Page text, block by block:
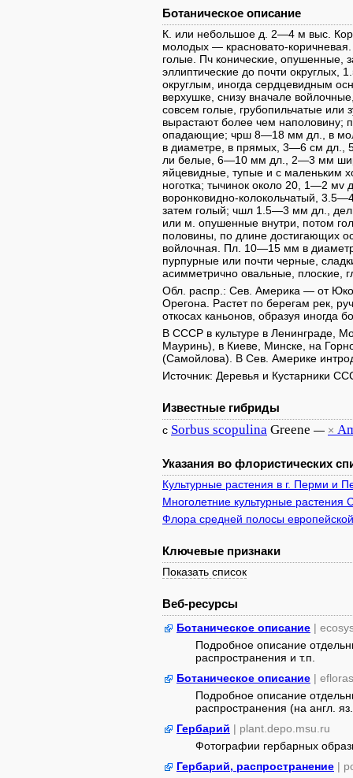
Ботаническое описание
К. или небольшое д. 2—4 м выc.
молодых — красновато-
голые. Пч конические,
эллиптические до почти
округлым, иногда сердцевидным
верхушке, снизу вначале
совсем голые, грубопильчатые или
вырастают более чем наполовину;
опадающие; чрш 8—18 мм дл., в
в диаметре, в прямых, 3—6 см дл.,
ли белые, 6—10 мм дл., 2—3 мм
яйцевидные, тупые и с маленьким
ноготка; тычинок около 20, 1—2 мv
воронковидно-колокольчатый,
затем голый; чшл 1.5—3 мм дл.,
или м. опушенные внутри, потом
половины, по длине достигающих
войлочная. Пл. 10—15 мм в
пурпурные или почти черные,
асимметрично овальные, плоские,
Обл. распр.: Сев. Америка — от
Орегона. Растет по берегам рек,
откосах каньонов, образуя иногда
В СССР в культуре в Ленинграде,
Мауринь), в Киеве, Минске, на
(Самойлова). В Сев. Америке
Источник: Деревья и Кустарники
Известные гибриды
с Sorbus scopulina Greene — ×
Указания во флористических
Культурные растения в г. Перми и
Многолетние культурные растения
Флора средней полосы
Ключевые признаки
Показать список
Веб-ресурсы
Ботаническое описание |
Подробное описание
распространения и т.п.
Ботаническое описание |
Подробное описание
распространения (на англ.
Гербарий | plant.depo.msu.ru
Фотографии гербарных
Гербарий, распространение |